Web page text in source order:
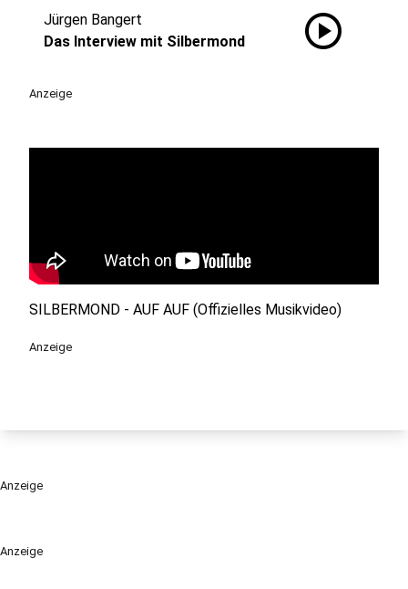
Anzeige
Jürgen Bangert
Das Interview mit Silbermond
play_circle
Anzeige
SILBERMOND - AUF AUF (Offizielles Musikvideo)
Anzeige
Anzeige